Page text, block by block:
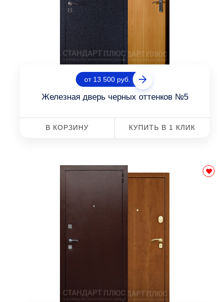
от 13 500 руб.
Железная дверь черных оттенков №5
В КОРЗИНУ КУПИТЬ В 1 КЛИК